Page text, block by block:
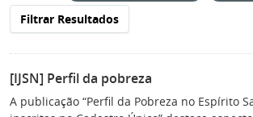
Filtrar Resultados
[IJSN] Perfil da pobreza
A publicação “Perfil da Pobreza no Espírito